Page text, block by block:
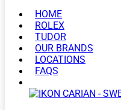
HOME
ROLEX
TUDOR
OUR BRANDS
LOCATIONS
FAQS